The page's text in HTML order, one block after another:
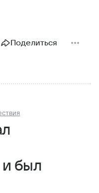
устроено, какие
играет в
Поделиться
был